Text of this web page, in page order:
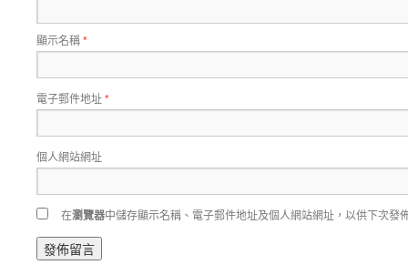
顯示名稱*
電子郵件地址*
個人網站網址
在瀏覽器中儲存顯示名稱、電子郵件地址及個人網站網址，以供下次發